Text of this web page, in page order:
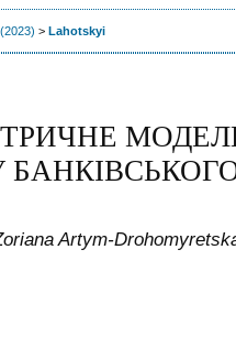
> Lahotskyi
Artym-